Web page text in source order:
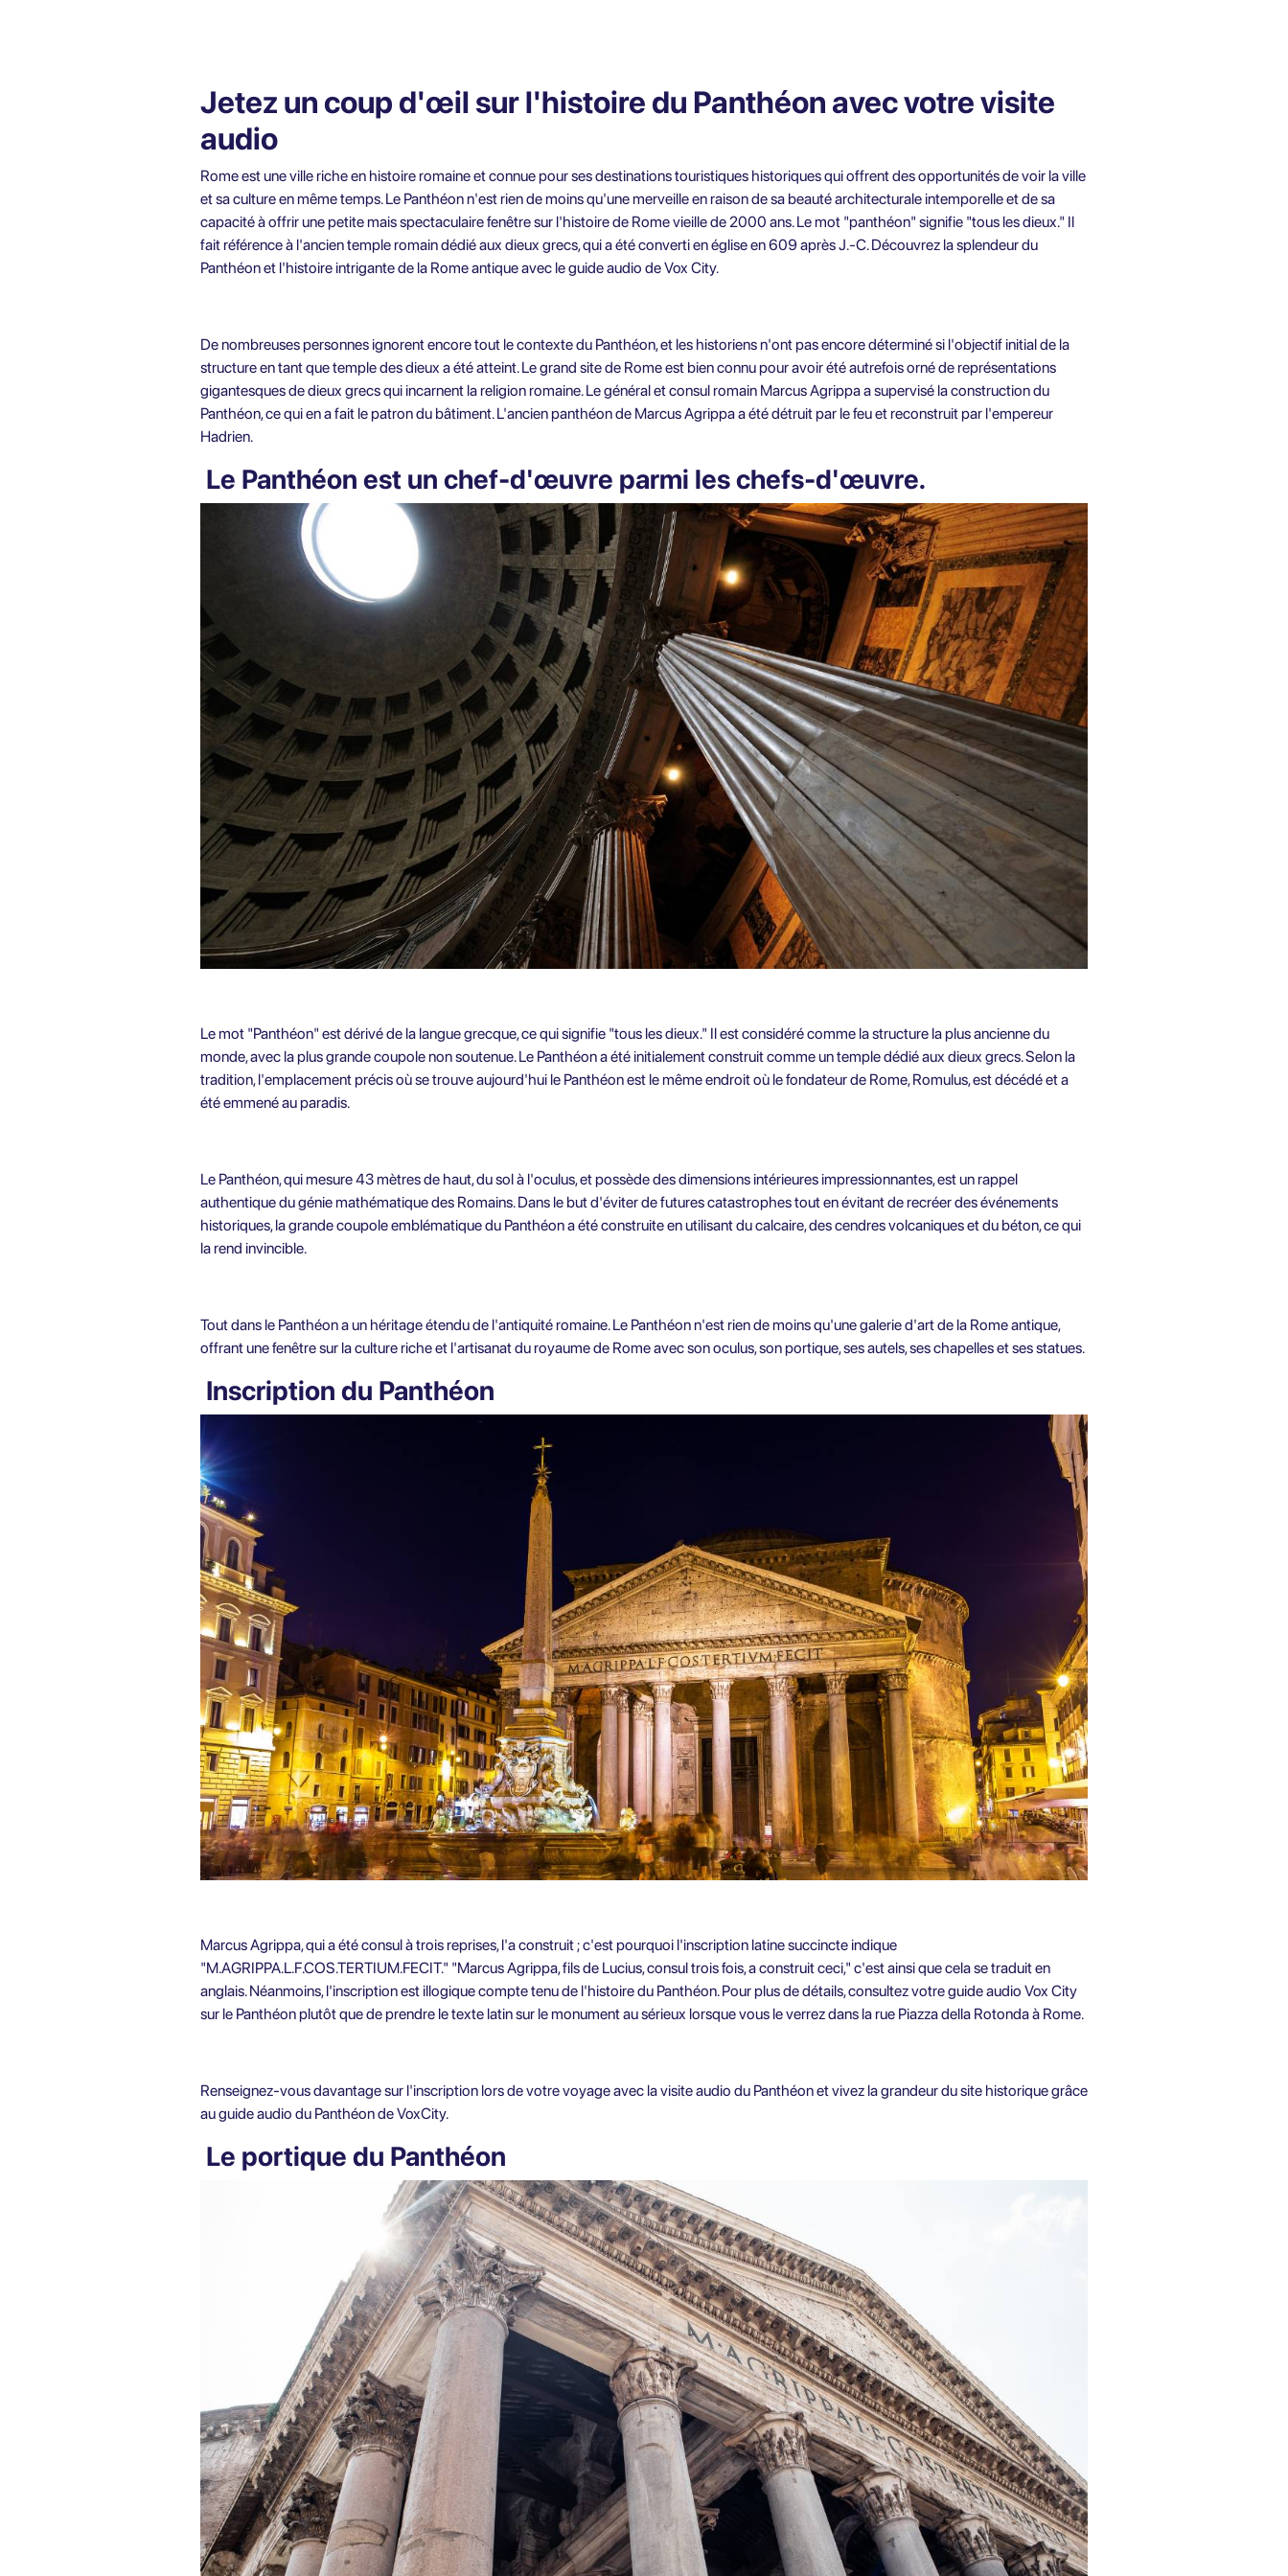
Jetez un coup d'œil sur l'histoire du Panthéon avec votre visite
audio
Rome est une ville riche en histoire romaine et connue pour ses destinations touristiques historiques qui offrent des opportunités de voir la ville
et sa culture en même temps. Le Panthéon n'est rien de moins qu'une merveille en raison de sa beauté architecturale intemporelle et de sa
capacité à offrir une petite mais spectaculaire fenêtre sur l'histoire de Rome vieille de 2000 ans. Le mot "panthéon" signifie "tous les dieux." Il
fait référence à l'ancien temple romain dédié aux dieux grecs, qui a été converti en église en 609 après J.-C. Découvrez la splendeur du
Panthéon et l'histoire intrigante de la Rome antique avec le guide audio de Vox City.
De nombreuses personnes ignorent encore tout le contexte du Panthéon, et les historiens n'ont pas encore déterminé si l'objectif initial de la
structure en tant que temple des dieux a été atteint. Le grand site de Rome est bien connu pour avoir été autrefois orné de représentations
gigantesques de dieux grecs qui incarnent la religion romaine. Le général et consul romain Marcus Agrippa a supervisé la construction du
Panthéon, ce qui en a fait le patron du bâtiment. L'ancien panthéon de Marcus Agrippa a été détruit par le feu et reconstruit par l'empereur
Hadrien.
Le Panthéon est un chef-d'œuvre parmi les chefs-d'œuvre.
Le mot "Panthéon" est dérivé de la langue grecque, ce qui signifie "tous les dieux." Il est considéré comme la structure la plus ancienne du
monde, avec la plus grande coupole non soutenue. Le Panthéon a été initialement construit comme un temple dédié aux dieux grecs. Selon la
tradition, l'emplacement précis où se trouve aujourd'hui le Panthéon est le même endroit où le fondateur de Rome, Romulus, est décédé et a
été emmené au paradis.
Le Panthéon, qui mesure 43 mètres de haut, du sol à l'oculus, et possède des dimensions intérieures impressionnantes, est un rappel
authentique du génie mathématique des Romains. Dans le but d'éviter de futures catastrophes tout en évitant de recréer des événements
historiques, la grande coupole emblématique du Panthéon a été construite en utilisant du calcaire, des cendres volcaniques et du béton, ce qui
la rend invincible.
Tout dans le Panthéon a un héritage étendu de l'antiquité romaine. Le Panthéon n'est rien de moins qu'une galerie d'art de la Rome antique,
offrant une fenêtre sur la culture riche et l'artisanat du royaume de Rome avec son oculus, son portique, ses autels, ses chapelles et ses statues.
Inscription du Panthéon
Marcus Agrippa, qui a été consul à trois reprises, l'a construit ; c'est pourquoi l'inscription latine succincte indique
"M.AGRIPPA.L.F.COS.TERTIUM.FECIT." "Marcus Agrippa, fils de Lucius, consul trois fois, a construit ceci," c'est ainsi que cela se traduit en
anglais. Néanmoins, l'inscription est illogique compte tenu de l'histoire du Panthéon. Pour plus de détails, consultez votre guide audio Vox City
sur le Panthéon plutôt que de prendre le texte latin sur le monument au sérieux lorsque vous le verrez dans la rue Piazza della Rotonda à Rome.
Renseignez-vous davantage sur l'inscription lors de votre voyage avec lavisite audio du Panthéonet vivez la grandeur du site historique grâce
au guide audio du Panthéon de VoxCity.
Le portique du Panthéon